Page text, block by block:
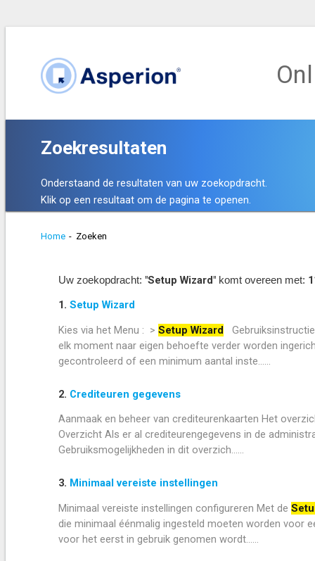
Zoekresultaten
Onderstaand de resultaten van uw zoekopdracht.
Klik op een resultaat om de pagina te openen.
Home - Zoeken
Uw zoekopdracht: "Setup Wizard" komt overeen met:
1. Setup Wizard
Kies via het Menu : > Setup Wizard
elk moment naar eigen behoefte verder worden
gecontroleerd of een minimum aantal inste......
2. Crediteuren gegevens
Aanmaak en beheer van crediteurenkaarten Het
Overzicht Als er al crediteurengegevens in de
Gebruiksmogelijkheden in dit overzich......
3. Minimaal vereiste instellingen
Minimaal vereiste instellingen configureren Met de
die minimaal éénmalig ingesteld moeten worden voor
voor het eerst in gebruik genomen wordt......